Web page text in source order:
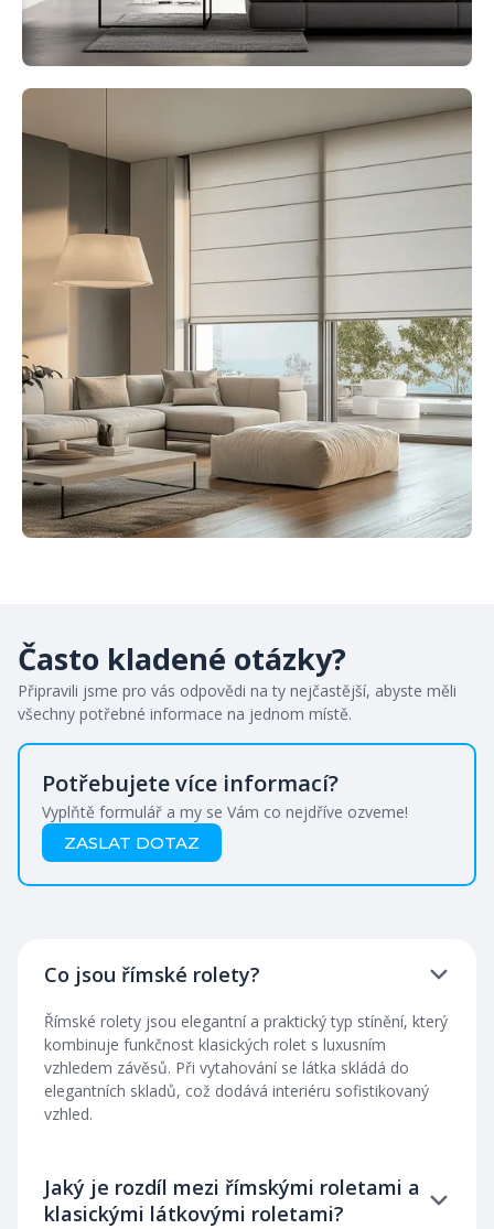
Často kladené otázky?
Připravili jsme pro vás odpovědi na ty nejčastější, abyste měli
všechny potřebné informace na jednom místě.
Potřebujete více informací?
Vyplňtě formulář a my se Vám co nejdříve ozveme!
ZASLAT DOTAZ
Co jsou římské rolety?
Římské rolety jsou elegantní a praktický typ stínění, který
kombinuje funkčnost klasických rolet s luxusním
vzhledem závěsů. Při vytahování se látka skládá do
elegantních skladů, což dodává interiéru sofistikovaný
vzhled.
Jaký je rozdíl mezi římskými roletami a
klasickými látkovými roletami?